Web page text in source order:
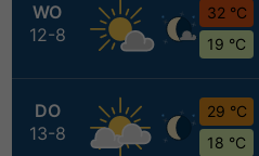
WO
12-8
32 °C
19 °C
DO
13-8
29 °C
18 °C